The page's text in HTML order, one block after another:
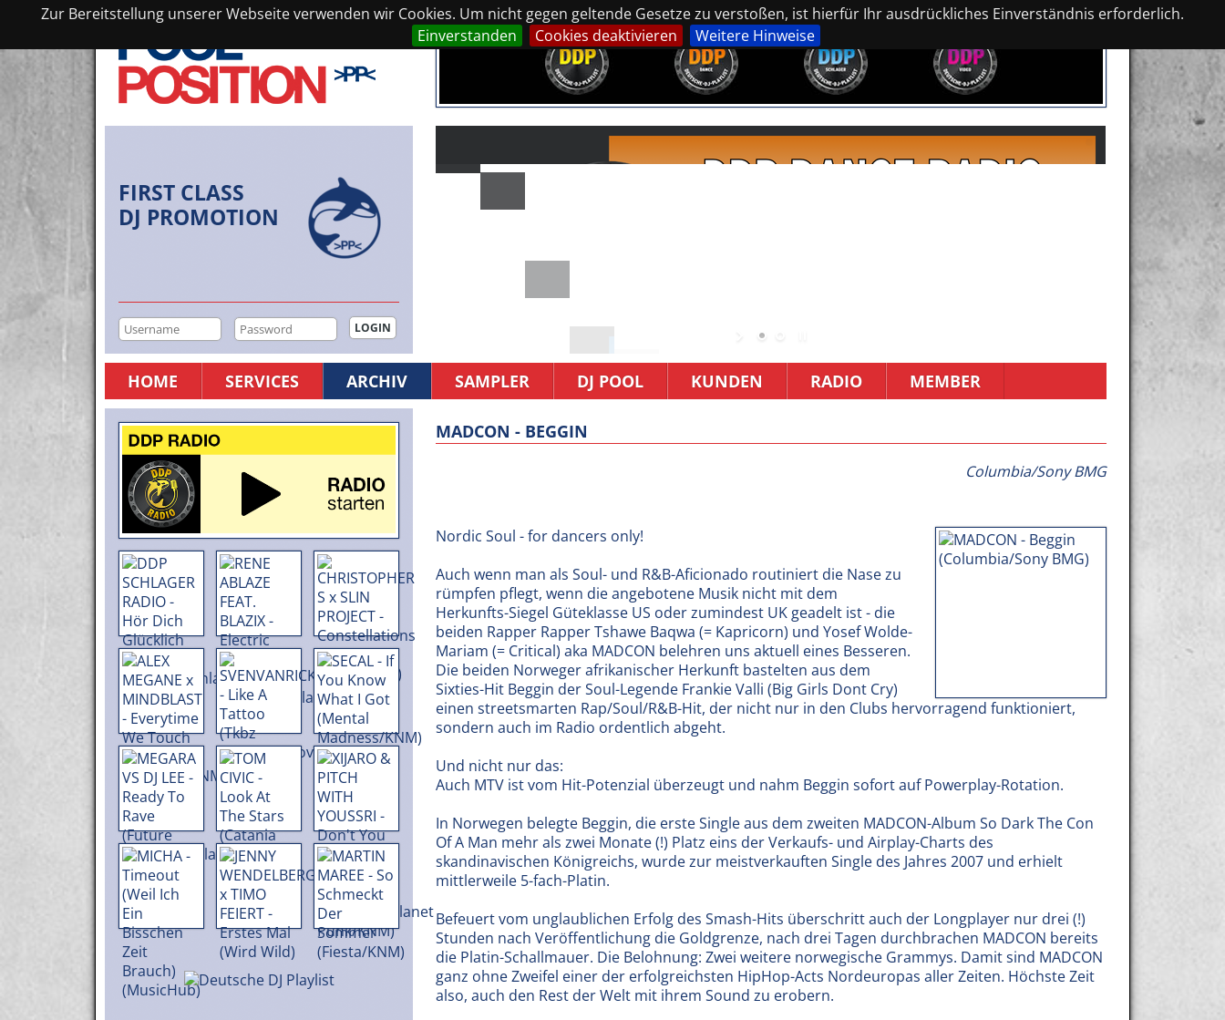
Zur Bereitstellung unserer Webseite verwenden wir Cookies. Um nicht gegen geltende Gesetze zu verstoßen, ist hierfür Ihr ausdrückliches Einverständnis erforderlich.
Einverstanden
Cookies deaktivieren Weitere Hinweise
FIRST CLASS
DJ PROMOTION
HOME SERVICES ARCHIV SAMPLER DJ POOL KUNDEN RADIO MEMBER
MADCON - BEGGIN
Columbia/Sony BMG
Nordic Soul - for dancers only!
Auch wenn man als Soul- und R&B-Aficionado routiniert die Nase zu
rümpfen pflegt, wenn die angebotene Musik nicht mit dem
Herkunfts-Siegel Güteklasse US oder zumindest UK geadelt ist - die
beiden Rapper Rapper Tshawe Baqwa (= Kapricorn) und Yosef Wolde-
Mariam (= Critical) aka MADCON belehren uns aktuell eines Besseren.
Die beiden Norweger afrikanischer Herkunft bastelten aus dem
Sixties-Hit Beggin der Soul-Legende Frankie Valli (Big Girls Dont Cry)
einen streetsmarten Rap/Soul/R&B-Hit, der nicht nur in den Clubs hervorragend funktioniert,
sondern auch im Radio ordentlich abgeht.
Und nicht nur das:
Auch MTV ist vom Hit-Potenzial überzeugt und nahm Beggin sofort auf Powerplay-Rotation.
In Norwegen belegte Beggin, die erste Single aus dem zweiten MADCON-Album So Dark The Con
Of A Man mehr als zwei Monate (!) Platz eins der Verkaufs- und Airplay-Charts des
skandinavischen Königreichs, wurde zur meistverkauften Single des Jahres 2007 und erhielt
mittlerweile 5-fach-Platin.
Befeuert vom unglaublichen Erfolg des Smash-Hits überschritt auch der Longplayer nur drei (!)
Stunden nach Veröffentlichung die Goldgrenze, nach drei Tagen durchbrachen MADCON bereits
die Platin-Schallmauer. Die Belohnung: Zwei weitere norwegische Grammys. Damit sind MADCON
ganz ohne Zweifel einer der erfolgreichsten HipHop-Acts Nordeuropas aller Zeiten. Höchste Zeit
also, auch den Rest der Welt mit ihrem Sound zu erobern.